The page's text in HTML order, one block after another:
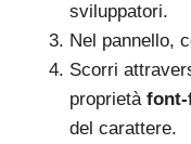
sviluppatori.
Nel pannello,
Scorri
proprietà
del carattere.